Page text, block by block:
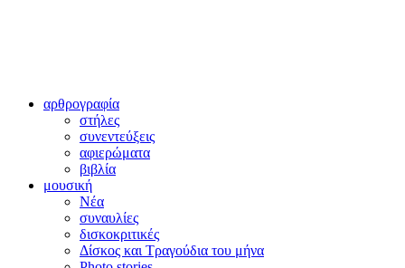
αρθρογραφία
στήλες
συνεντεύξεις
αφιερώματα
βιβλία
μουσική
Νέα
συναυλίες
δισκοκριτικές
Δίσκος και Τραγούδια του μήνα